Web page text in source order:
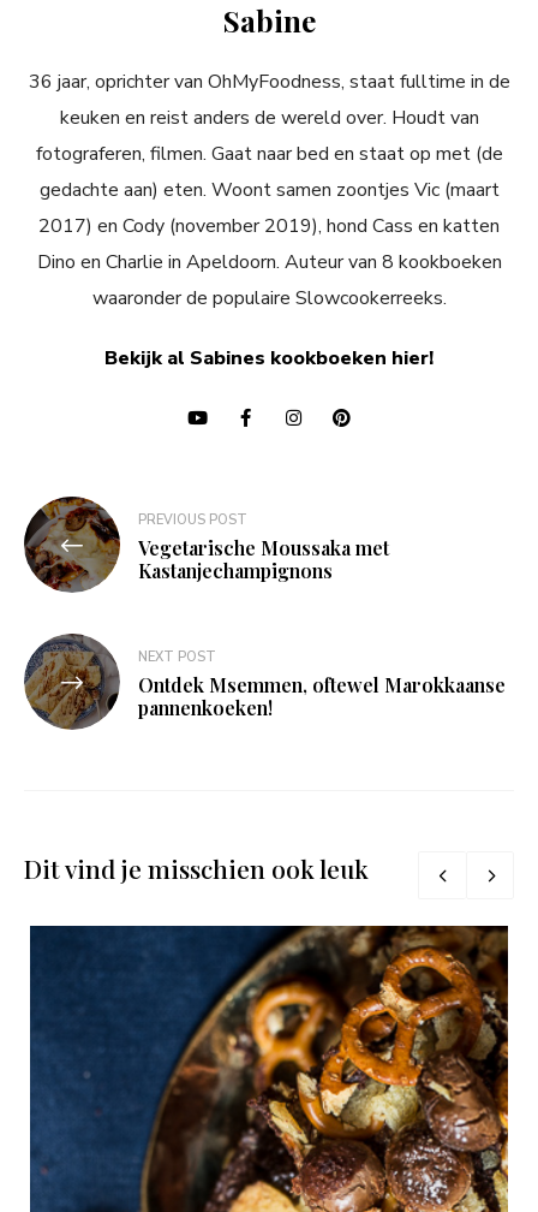
Sabine
36 jaar, oprichter van OhMyFoodness, staat fulltime in de
keuken en reist anders de wereld over. Houdt van
fotograferen, filmen. Gaat naar bed en staat op met (de
gedachte aan) eten. Woont samen zoontjes Vic (maart
2017) en Cody (november 2019), hond Cass en katten
Dino en Charlie in Apeldoorn. Auteur van 8 kookboeken
waaronder de populaire Slowcookerreeks.
Bekijk al Sabines kookboeken hier!
Bericht
navigatie
PREVIOUS POST
Vegetarische Moussaka met
Kastanjechampignons
NEXT POST
Ontdek Msemmen, oftewel Marokkaanse
pannenkoeken!
Dit vind je misschien ook leuk